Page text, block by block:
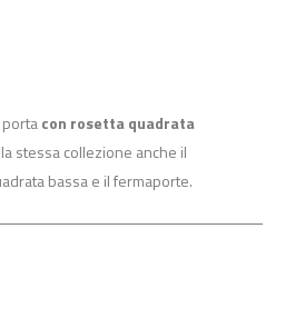
con rosetta quadrata
stessa collezione anche il
bassa e il fermaporte.